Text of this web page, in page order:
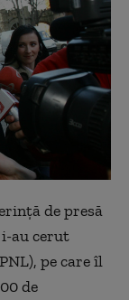
de presă
au cerut
pe care îl
de